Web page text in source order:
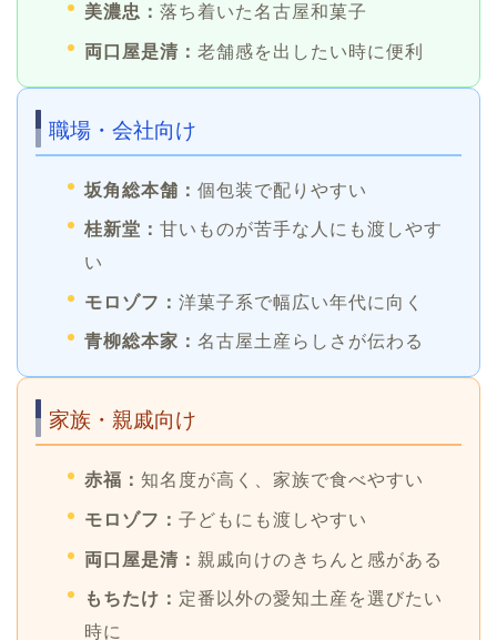
美濃忠：落ち着いた名古屋和菓子
両口屋是清：老舗感を出したい時に便利
職場・会社向け
坂角総本舗：個包装で配りやすい
桂新堂：甘いものが苦手な人にも渡しやす
い
モロゾフ：洋菓子系で幅広い年代に向く
青柳総本家：名古屋土産らしさが伝わる
家族・親戚向け
赤福：知名度が高く、家族で食べやすい
モロゾフ：子どもにも渡しやすい
両口屋是清： 親戚向けのきちんと感がある
もちたけ： 定番以外の愛知土産を選びたい
時に